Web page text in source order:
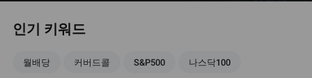
인기 키워드
월배당 커버드콜 S&P500 나스닥100